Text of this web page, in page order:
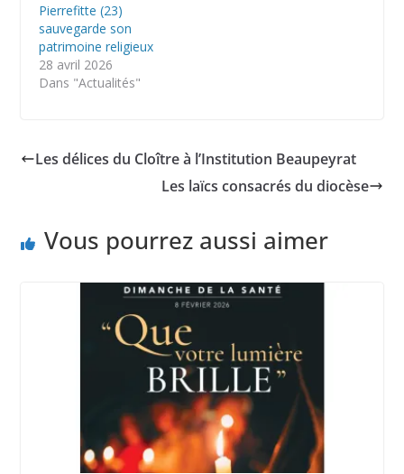
Pierrefitte (23)
sauvegarde son
patrimoine religieux
28 avril 2026
Dans "Actualités"
Les délices du Cloître à l’Institution Beaupeyrat
Les laïcs consacrés du diocèse
Vous pourrez aussi aimer